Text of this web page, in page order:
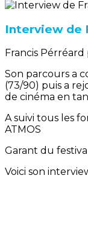
Interview de
Francis
Son parcours a
(73/90) puis a
de cinéma en
A suivi tous les
ATMOS
Garant du
Voici son